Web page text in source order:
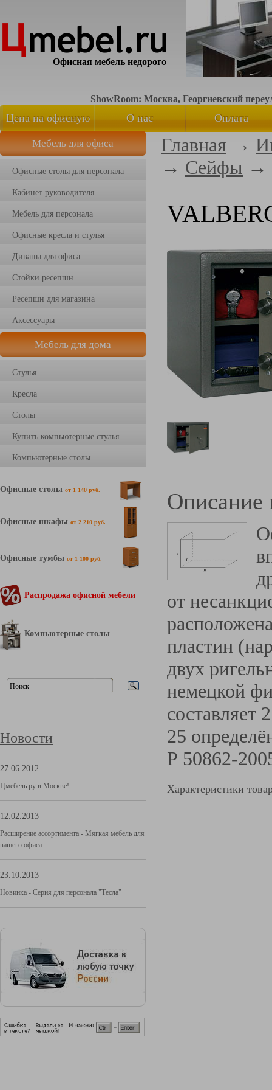
Офисная мебель недорого
ShowRoom: Москва, Георгиевский
Цена на офисную
мебель
О нас Оплата
Мебель для офиса
Офисные столы для персонала
Кабинет руководителя
Мебель для персонала
Офисные кресла и стулья
Диваны для офиса
Стойки ресепшн
Ресепшн для магазина
Аксессуары
Мебель для дома
Стулья
Кресла
Столы
Купить компьютерные стулья
Компьютерные столы
Офисные столы от 1 140 руб.
Офисные шкафы от 2 210 руб.
Офисные тумбы от 1 100 руб.
Распродажа офисной мебели
Компьютерные столы
Новости
27.06.2012
Цмебель.ру в Москве!
12.02.2013
Расширение ассортимента - Мягкая мебель для
вашего офиса
23.10.2013
Новинка - Серия для персонала "Тесла"
Главная →
→ Сейфы →
Описание
от
пластин (
двух
немецкой
25
Р 50862-
Характеристики